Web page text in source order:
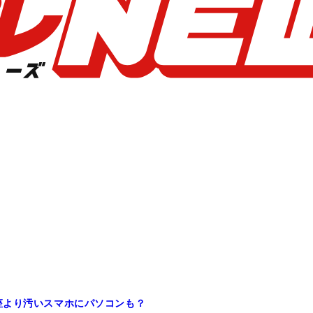
り汚いスマホにパソコンも？